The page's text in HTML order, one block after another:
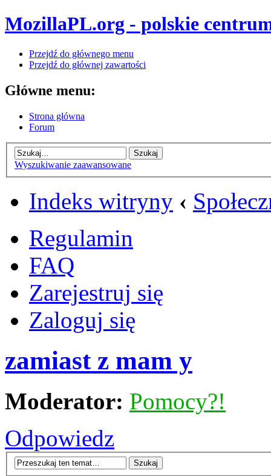
MozillaPL.org - polskie
Przejdź do głównego menu
Przejdź do głównej zawartości
Główne menu:
Strona główna
Forum
Wyszukiwanie zaawansowane
Indeks witryny ‹
Regulamin
FAQ
Zarejestruj się
Zaloguj się
zamiast z mam y
Moderator: Pomocy?!
Odpowiedz